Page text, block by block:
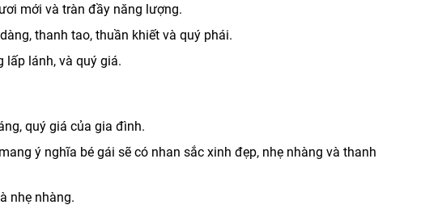
mới và tràn đầy năng lượng.
thanh tao, thuần khiết và quý phái.
lấp lánh, và quý giá.
quý giá của gia đình.
ý nghĩa bé gái sẽ có nhan sắc xinh đẹp, nhẹ nhàng và thanh
nhẹ nhàng.